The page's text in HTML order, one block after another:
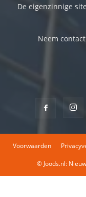
De eigenzinnige
Neem
Voorwaarden
© Joods.nl: